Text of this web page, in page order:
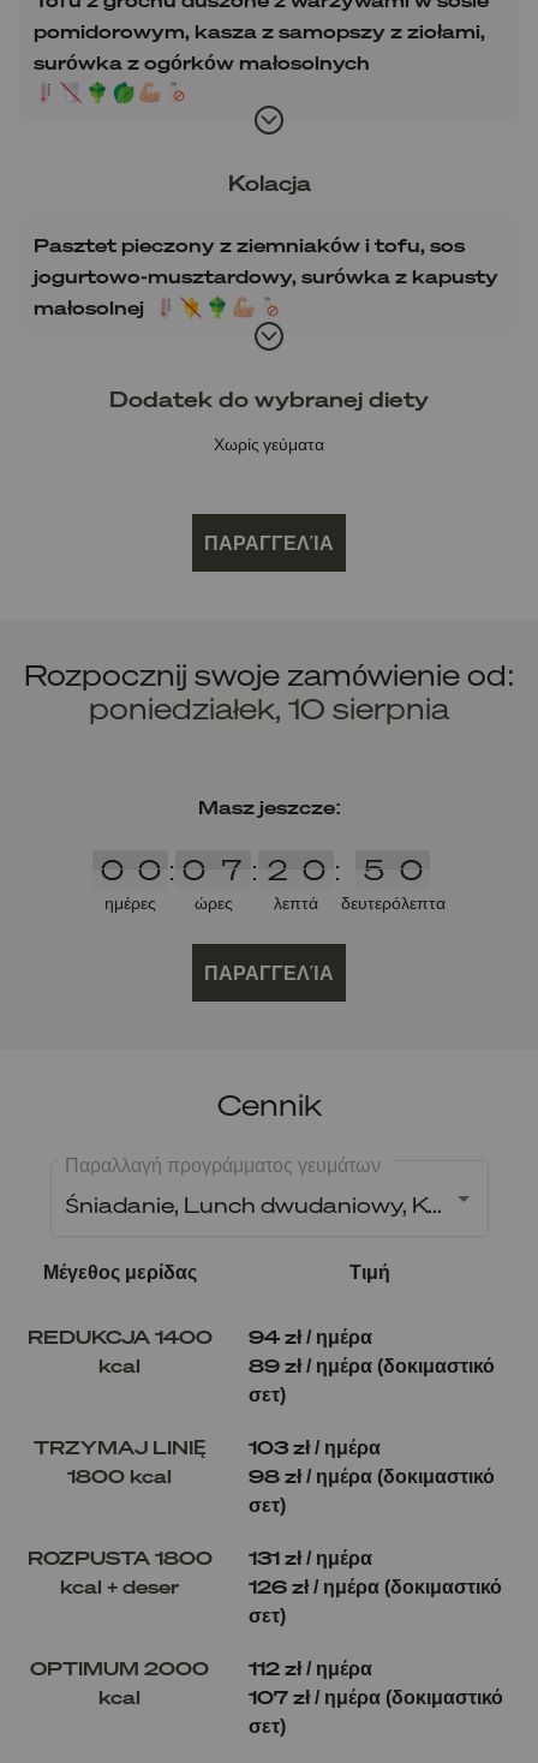
pomidorowym, kasza z samopszy z ziołami,
surówka z ogórków małosolnych
Kolacja
Pasztet pieczony z ziemniaków i tofu, sos
jogurtowo-musztardowy, surówka z kapusty
małosolnej
Dodatek do wybranej diety
Χωρίς γεύματα
ΠΑΡΑΓΓΕΛΊΑ
Rozpocznij swoje zamówienie od:
poniedziałek, 10 sierpnia
Masz jeszcze:
ημέρες
0
0 0
0 :
ώρες
0
0 7
7 :
λεπτά
2
2 0
0 :
δευτερόλεπτα
4
4 9
9
ΠΑΡΑΓΓΕΛΊΑ
Cennik
Śniadanie, Lunch dwudaniowy, Kolacja
Παραλλαγή προγράμματος γευμάτων
Μέγεθος μερίδας Τιμή
REDUKCJA 1400
kcal
94 zł / ημέρα
89 zł / ημέρα (δοκιμαστικό
σετ)
TRZYMAJ LINIĘ
1800 kcal
103 zł / ημέρα
98 zł / ημέρα (δοκιμαστικό
σετ)
ROZPUSTA 1800
kcal + deser
131 zł / ημέρα
126 zł / ημέρα (δοκιμαστικό
σετ)
OPTIMUM 2000
kcal
112 zł / ημέρα
107 zł / ημέρα (δοκιμαστικό
σετ)